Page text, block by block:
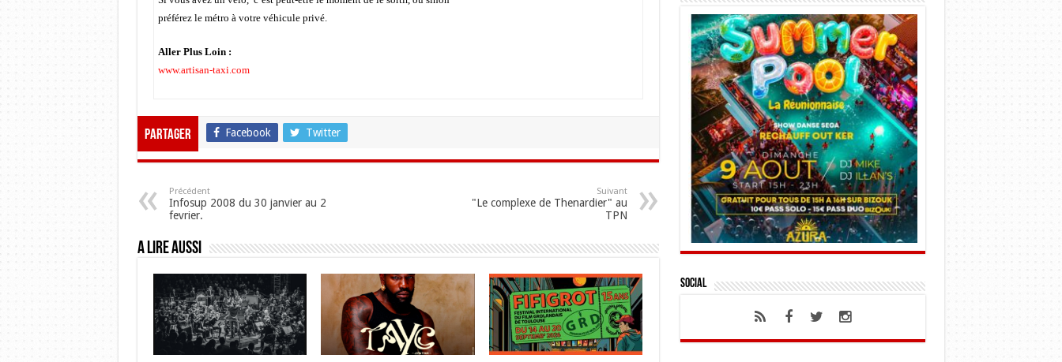
préférez le métro à votre véhicule privé.
Aller Plus Loin :
www.artisan-taxi.com
Partager Facebook Twitter
Précédent
Infosup 2008 du 30 janvier au 2
fevrier.
Suivant
"Le complexe de Thenardier" au
TPN
A lire aussi
Social